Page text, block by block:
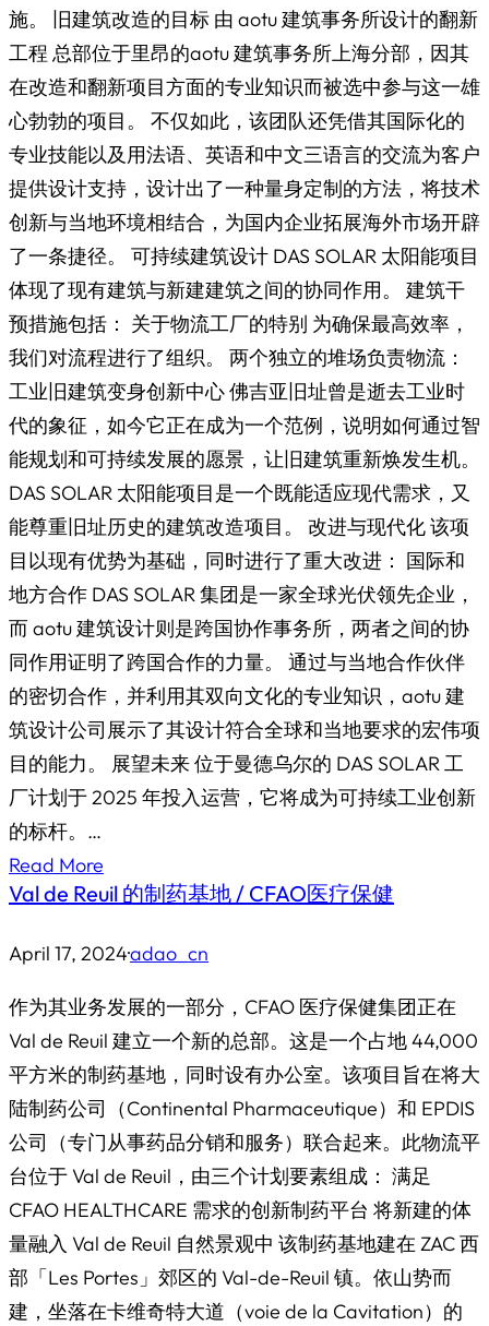
施。 旧建筑改造的目标 由 aotu 建筑事务所设计的翻新
工程 总部位于里昂的aotu 建筑事务所上海分部，因其
在改造和翻新项目方面的专业知识而被选中参与这一雄
心勃勃的项目。 不仅如此，该团队还凭借其国际化的
专业技能以及用法语、英语和中文三语言的交流为客户
提供设计支持，设计出了一种量身定制的方法，将技术
创新与当地环境相结合，为国内企业拓展海外市场开辟
了一条捷径。 可持续建筑设计 DAS SOLAR 太阳能项目
体现了现有建筑与新建建筑之间的协同作用。 建筑干
预措施包括： 关于物流工厂的特别 为确保最高效率，
我们对流程进行了组织。 两个独立的堆场负责物流：
工业旧建筑变身创新中心 佛吉亚旧址曾是逝去工业时
代的象征，如今它正在成为一个范例，说明如何通过智
能规划和可持续发展的愿景，让旧建筑重新焕发生机。
DAS SOLAR 太阳能项目是一个既能适应现代需求，又
能尊重旧址历史的建筑改造项目。 改进与现代化 该项
目以现有优势为基础，同时进行了重大改进： 国际和
地方合作 DAS SOLAR 集团是一家全球光伏领先企业，
而 aotu 建筑设计则是跨国协作事务所，两者之间的协
同作用证明了跨国合作的力量。 通过与当地合作伙伴
的密切合作，并利用其双向文化的专业知识，aotu 建
筑设计公司展示了其设计符合全球和当地要求的宏伟项
目的能力。 展望未来 位于曼德乌尔的 DAS SOLAR 工
厂计划于 2025 年投入运营，它将成为可持续工业创新
的标杆。…
Read More
Val de Reuil 的制药基地 / CFAO医疗保健
April 17, 2024·adao_cn
作为其业务发展的一部分，CFAO 医疗保健集团正在
Val de Reuil 建立一个新的总部。这是一个占地 44,000
平方米的制药基地，同时设有办公室。该项目旨在将大
陆制药公司（Continental Pharmaceutique）和 EPDIS
公司（专门从事药品分销和服务）联合起来。此物流平
台位于 Val de Reuil，由三个计划要素组成： 满足
CFAO HEALTHCARE 需求的创新制药平台 将新建的体
量融入 Val de Reuil 自然景观中 该制药基地建在 ZAC 西
部「Les Portes」郊区的 Val-de-Reuil 镇。依山势而
建，坐落在卡维奇特大道（voie de la Cavitation）的